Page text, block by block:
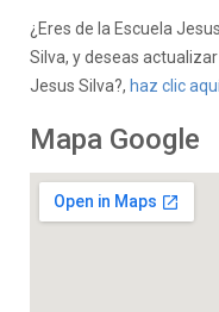
¿Eres de la Escuela
Silva, y deseas
Jesus Silva?, haz clic
Mapa Google